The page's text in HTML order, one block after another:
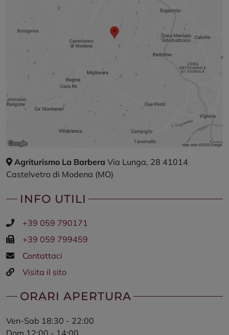
Agriturismo La Barbera Via Lunga, 28 41014
Castelvetro di Modena (MO)
INFO UTILI
Telefono
+39 059 790171
Fax+39 059 799459
E-
mail
Contattaci
SitoVisita il sito
ORARI APERTURA
Ven-Sab 18:30 - 22:00
Dom 12:00 - 14:00